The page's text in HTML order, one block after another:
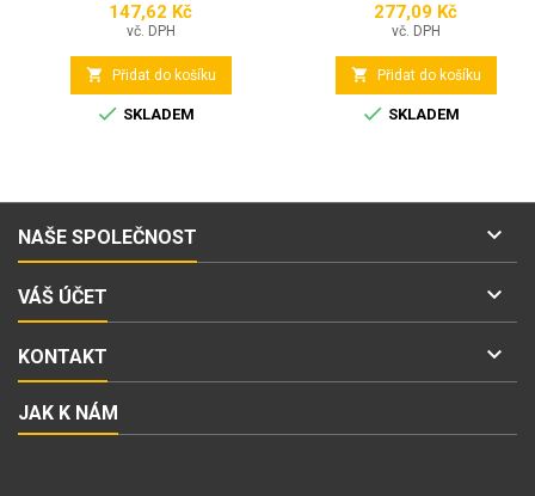
Cena
147,62 Kč
vč. DPH
 Přidat do košíku
 SKLADEM
Cena
277,09 Kč
vč. DPH
 Přidat do košíku
 SKLADEM
NAŠE SPOLEČNOST 
VÁŠ ÚČET 
KONTAKT 
JAK K NÁM